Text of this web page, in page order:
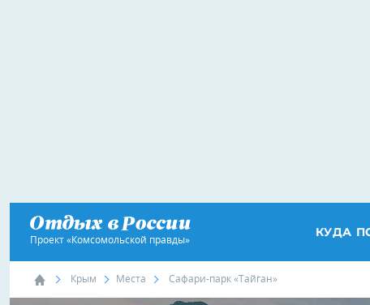
Проект «Комсомольской правды»
КУДА
Крым Места Сафари-парк «Тайган»